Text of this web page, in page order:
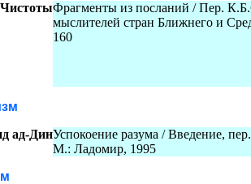
Фрагменты из посланий / Пер.
мыслителей стран Ближнего и
160
ад-ДинУспокоение разума / Введение,
М.: Ладомир, 1995